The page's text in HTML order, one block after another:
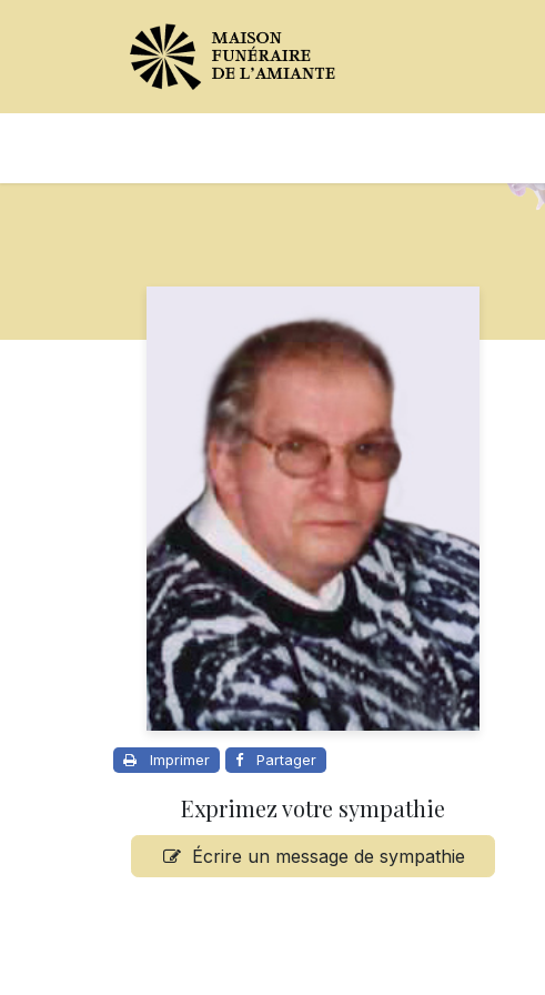
Imprimer Partager
Exprimez votre sympathie
Écrire un message de sympathie